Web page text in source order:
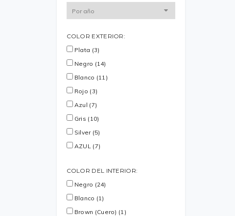
COLOR EXTERIOR:
Plata (3)
Negro (14)
Blanco (11)
Rojo (3)
Azul (7)
Gris (10)
Silver (5)
AZUL (7)
COLOR DEL INTERIOR:
Negro (24)
Blanco (1)
Brown (Cuero) (1)